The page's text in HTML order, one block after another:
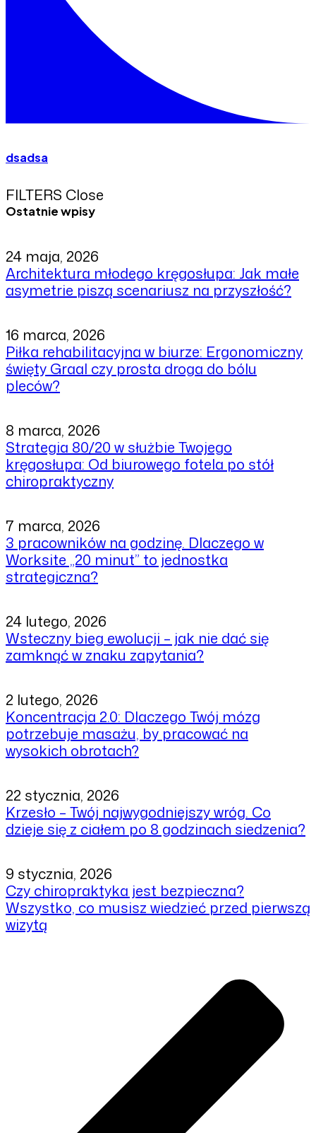
dsadsa
FILTERS Close
Ostatnie wpisy
24 maja, 2026
Architektura młodego kręgosłupa: Jak małe
asymetrie piszą scenariusz na przyszłość?
16 marca, 2026
Piłka rehabilitacyjna w biurze: Ergonomiczny
święty Graal czy prosta droga do bólu
pleców?
8 marca, 2026
Strategia 80/20 w służbie Twojego
kręgosłupa: Od biurowego fotela po stół
chiropraktyczny
7 marca, 2026
3 pracowników na godzinę. Dlaczego w
Worksite „20 minut” to jednostka
strategiczna?
24 lutego, 2026
Wsteczny bieg ewolucji – jak nie dać się
zamknąć w znaku zapytania?
2 lutego, 2026
Koncentracja 2.0: Dlaczego Twój mózg
potrzebuje masażu, by pracować na
wysokich obrotach?
22 stycznia, 2026
Krzesło – Twój najwygodniejszy wróg. Co
dzieje się z ciałem po 8 godzinach siedzenia?
9 stycznia, 2026
Czy chiropraktyka jest bezpieczna?
Wszystko, co musisz wiedzieć przed pierwszą
wizytą